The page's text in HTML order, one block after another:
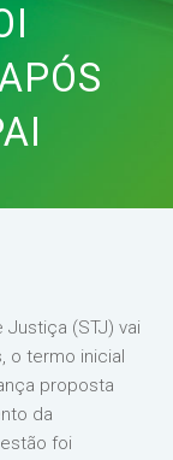
(STJ) vai
o termo inicial
proposta
da
foi